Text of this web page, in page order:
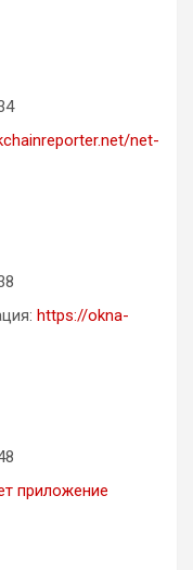
net-
https://okna-
приложение